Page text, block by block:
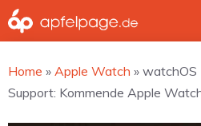
Zum
Inhalt
Home » Apple Watch » watchOS
Support: Kommende Apple